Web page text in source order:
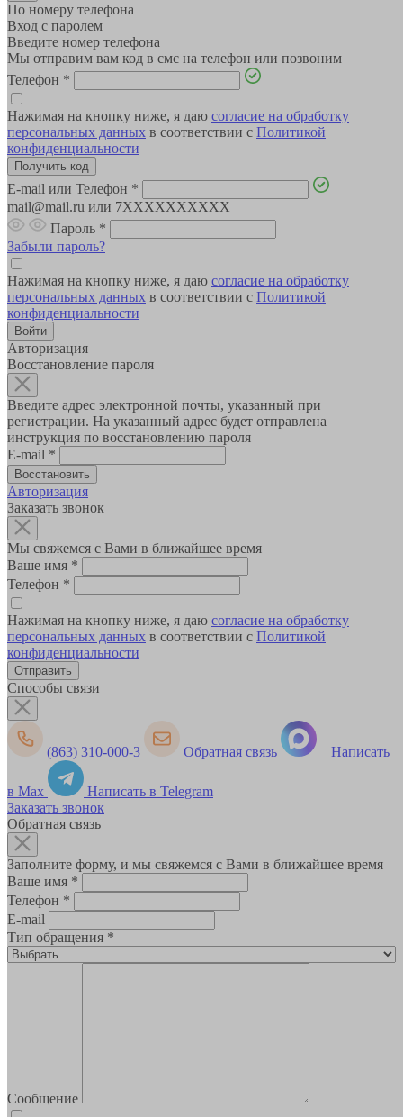
По номеру телефона
Вход с паролем
Введите номер телефона
Мы отправим вам код в смс на телефон или позвоним
Телефон *
Нажимая на кнопку ниже, я даю согласие на обработку
персональных данных в соответствии с Политикой
конфиденциальности
E-mail или Телефон *
mail@mail.ru или 7XXXXXXXXXX
Пароль *
Забыли пароль?
Нажимая на кнопку ниже, я даю согласие на обработку
персональных данных в соответствии с Политикой
конфиденциальности
Авторизация
Восстановление пароля
Введите адрес электронной почты, указанный при
регистрации. На указанный адрес будет отправлена
инструкция по восстановлению пароля
E-mail *
Авторизация
Заказать звонок
Мы свяжемся с Вами в ближайшее время
Ваше имя *
Телефон *
Нажимая на кнопку ниже, я даю согласие на обработку
персональных данных в соответствии с Политикой
конфиденциальности
Способы связи
(863) 310-000-3 Обратная связь Написать
в Max
Написать в Telegram
Заказать звонок
Обратная связь
Заполните форму, и мы свяжемся с Вами в ближайшее время
Ваше имя *
Телефон *
E-mail
Тип обращения *
Сообщение